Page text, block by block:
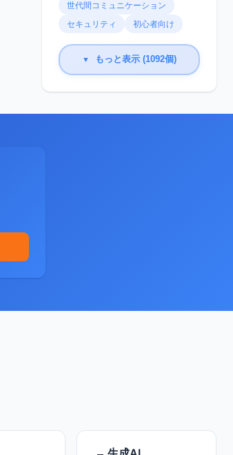
世代間コミュニケーション
セキュリティ
初心者向け
▼ もっと表示 (1092個)